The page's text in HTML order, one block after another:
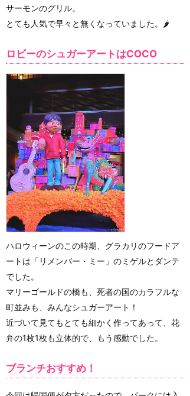
サーモンのグリル。
とても人気で早々と無くなっていました。🌶️
ロビーのシュガーアートはCOCO
ハロウィーンのこの時期、グラカリのフードア
ートは「リメンバー・ミー」のミゲルとダンテ
でした。
マリーゴールドの橋も、死者の国のカラフルな
町並みも、みんなシュガーアート！
近づいて見てもとても細かく作ってあって、花
弁の1枚1枚も立体的で、もう感動でした。
ブランチおすすめ！